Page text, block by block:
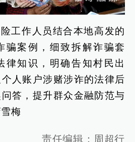
工作人员结合本地高发的
骗案例，细致拆解诈骗套
律知识，明确告知村民出
人账户涉赌涉诈的法律后
答，提升群众金融防范与
梅
责任编辑：周超行